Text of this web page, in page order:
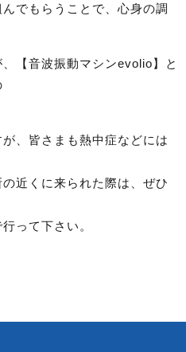
でもらうことで、心身の調
【音波振動マシンevolio】と
、皆さまも熱中症などには
近くに来られた際は、ぜひ
って下さい。